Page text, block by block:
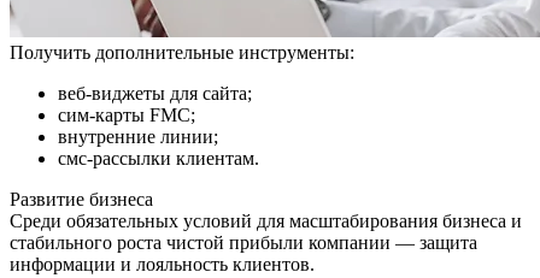
Получить дополнительные инструменты:
веб-виджеты для сайта;
сим-карты FMC;
внутренние линии;
смс-рассылки клиентам.
Развитие бизнеса
Среди обязательных условий для масштабирования бизнеса и
стабильного роста чистой прибыли компании — защита
информации и лояльность клиентов.